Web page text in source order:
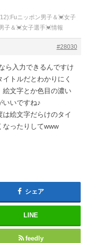
ニッポン男子＆💓女子
子＆💓女子選手💓情報
#28030
入力できるんですけ
トルだとわかりにく
絵文字とか色目の濃い
いいですね♪
は絵文字だらけのタイ
なったりしてwww
シェア
LINE
feedly